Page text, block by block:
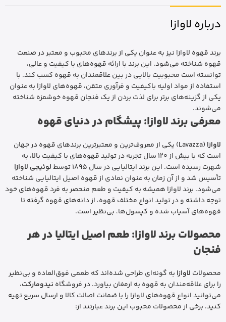
درباره لاوازا
برند قهوه لاوازا نیز به عنوان یکی از برندهای محبوب و معتبر در صنعت
قهوه شناخته می‌شود. این برند با ارائه قهوه‌های با کیفیت و عالی،
توانسته است محبوبیت بالایی در بین علاقمندان به قهوه کسب کند. با
استفاده از مواد اولیه باکیفیت و فرآوری متقن، قهوه‌های لاوازا به عنوان
یکی از گزینه‌های برتر برای لذت بردن از یک فنجان قهوه خوشمزه شناخته
می‌شوند.
معرفی برند لاوازا: پیشگام در دنیای قهوه
لاوازا
(Lavazza) یکی از معروف‌ترین و معتبرترین برندهای قهوه در جهان
است که با بیش از 120 سال تجربه در تولید قهوه‌های با کیفیت بالا، به
شهرت رسیده است. این برند ایتالیایی در سال 1895 توسط
لوئیجی لاوازا
تأسیس شد و از آن زمان به عنوان نمادی از قهوه اصیل ایتالیایی شناخته
می‌شود. برند لاوازا همیشه به کیفیت و طعم منحصر به فرد قهوه‌های خود
توجه داشته و در تولید انواع مختلف قهوه، از دانه‌های قهوه گرفته تا
قهوه‌های آسیاب شده و کپسول‌ها، بی‌نظیر است.
محصولات برند لاوازا: طعم اصیل ایتالیا در هر
فنجان
محصولات لاوازا به گونه‌ای طراحی شده‌اند که طعمی فوق‌العاده و بی‌نظیر
را برای علاقه‌مندان به قهوه به ارمغان بیاورد. در فروشگاه نیدومارکت،
می‌توانید انواع قهوه‌های لاوازا را با ضمانت اصالت کالا و ارسال سریع تهیه
کنید. برخی از محصولات محبوب این برند عبارتند از: